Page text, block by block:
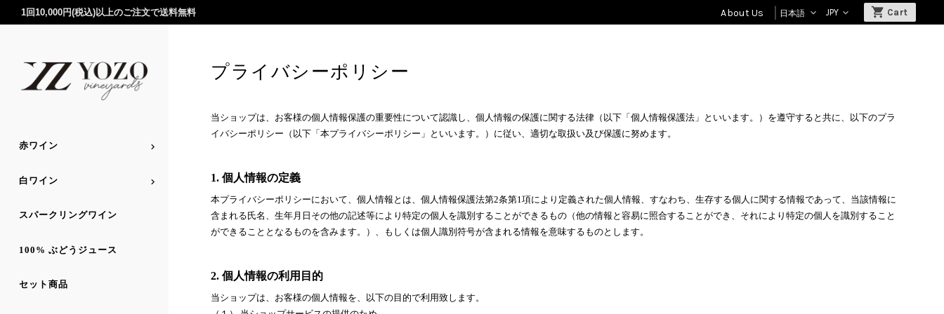
1回10,000円(税込)以上のご注文で送料無料 About Us
赤ワイン
白ワイン
スパークリングワイン
100% ぶどうジュース
セット商品
プライバシーポリシー
当ショップは、お客様の個人情報保護の重要性について認識し、個人情報の保護に関する法律（以下「個人情報保護法」といいます。）を遵守すると共に、以下のプラ
イバシーポリシー（以下「本プライバシーポリシー」といいます。）に従い、適切な取扱い及び保護に努めます。
1. 個人情報の定義
本プライバシーポリシーにおいて、個人情報とは、個人情報保護法第2条第1項により定義された個人情報、すなわち、生存する個人に関する情報であって、当該情報に
含まれる氏名、生年月日その他の記述等により特定の個人を識別することができるもの（他の情報と容易に照合することができ、それにより特定の個人を識別すること
ができることとなるものを含みます。）、もしくは個人識別符号が含まれる情報を意味するものとします。
2. 個人情報の利用目的
当ショップは、お客様の個人情報を、以下の目的で利用致します。